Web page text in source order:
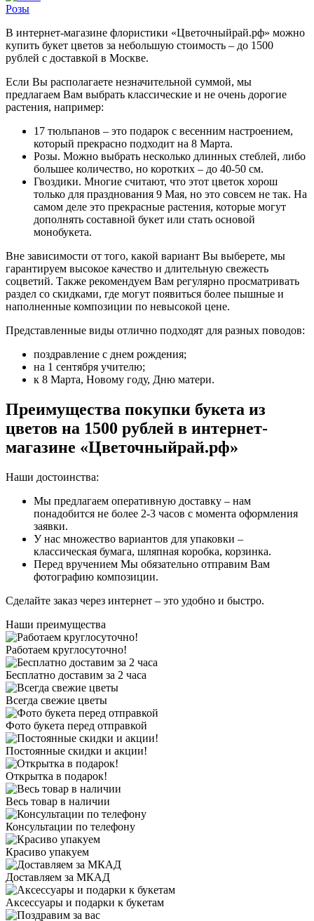
Розы
В интернет-магазине флористики «Цветочныйрай.рф» можно
купить букет цветов за небольшую стоимость – до 1500
рублей с доставкой в Москве.
Если Вы располагаете незначительной суммой, мы
предлагаем Вам выбрать классические и не очень дорогие
растения, например:
17 тюльпанов – это подарок с весенним настроением,
который прекрасно подходит на 8 Марта.
Розы. Можно выбрать несколько длинных стеблей, либо
большее количество, но коротких – до 40-50 см.
Гвоздики. Многие считают, что этот цветок хорош
только для празднования 9 Мая, но это совсем не так. На
самом деле это прекрасные растения, которые могут
дополнять составной букет или стать основой
монобукета.
Вне зависимости от того, какой вариант Вы выберете, мы
гарантируем высокое качество и длительную свежесть
соцветий. Также рекомендуем Вам регулярно просматривать
раздел со скидками, где могут появиться более пышные и
наполненные композиции по невысокой цене.
Представленные виды отлично подходят для разных поводов:
поздравление с днем рождения;
на 1 сентября учителю;
к 8 Марта, Новому году, Дню матери.
Преимущества покупки букета из
цветов на 1500 рублей в интернет-
магазине «Цветочныйрай.рф»
Наши достоинства:
Мы предлагаем оперативную доставку – нам
понадобится не более 2-3 часов с момента оформления
заявки.
У нас множество вариантов для упаковки –
классическая бумага, шляпная коробка, корзинка.
Перед вручением Мы обязательно отправим Вам
фотографию композиции.
Сделайте заказ через интернет – это удобно и быстро.
Наши преимущества
Работаем круглосуточно!
Бесплатно доставим за 2 часа
Всегда свежие цветы
Фото букета перед отправкой
Постоянные скидки и акции!
Открытка в подарок!
Весь товар в наличии
Консультации по телефону
Красиво упакуем
Доставляем за МКАД
Аксессуары и подарки к букетам